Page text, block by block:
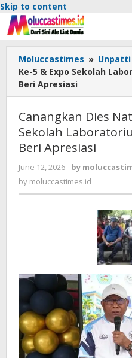
Skip to content
Moluccastimes » Unpatti
Ke-5 & Expo Sekolah
Beri Apresiasi
Canangkan Dies
Sekolah
Beri Apresiasi
June 12, 2026 by
by moluccastimes.id